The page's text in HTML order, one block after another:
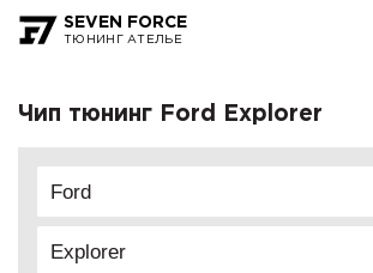
SEVEN FORCE
ТЮНИНГ АТЕЛЬЕ
Чип тюнинг Ford Explorer
Ford
Explorer